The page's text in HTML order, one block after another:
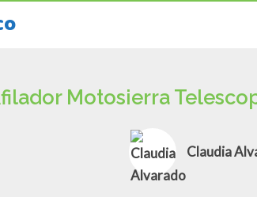
Motosierra
Claudia